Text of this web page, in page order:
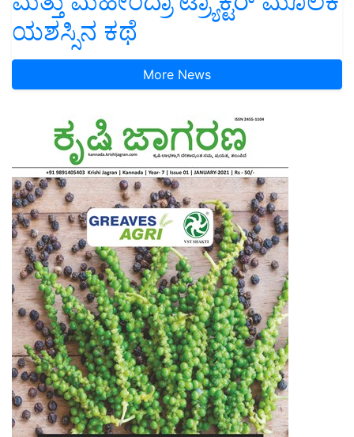
ಯಶಸ್ಸಿನ ಕಥೆ
More News